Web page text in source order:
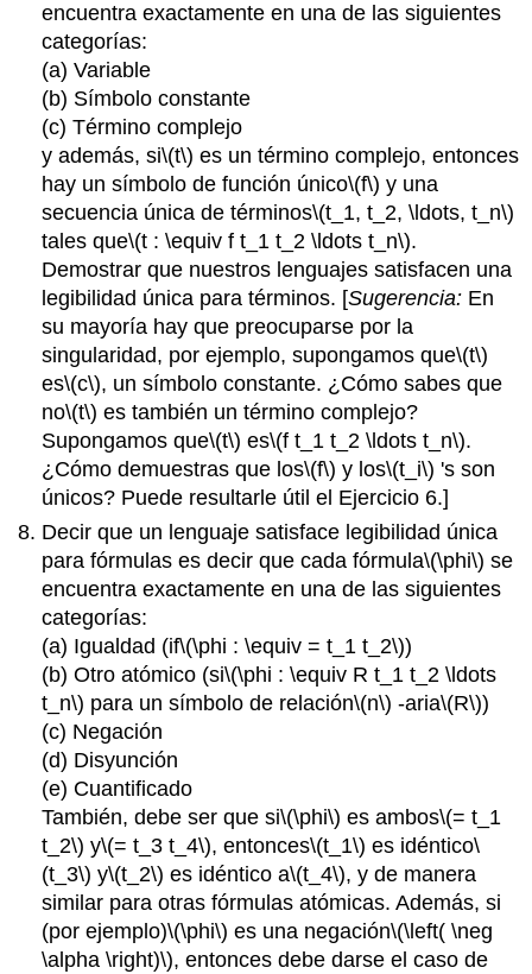
encuentra exactamente en una de las siguientes
categorías:
(a) Variable
(b) Símbolo constante
(c) Término complejo
y además, si\(t\) es un término complejo, entonces
hay un símbolo de función único\(f\) y una
secuencia única de términos\(t_1, t_2, \ldots, t_n\)
tales que\(t : \equiv f t_1 t_2 \ldots t_n\).
Demostrar que nuestros lenguajes satisfacen una
legibilidad única para términos. [Sugerencia: En
su mayoría hay que preocuparse por la
singularidad, por ejemplo, supongamos que\(t\)
es\(c\), un símbolo constante. ¿Cómo sabes que
no\(t\) es también un término complejo?
Supongamos que\(t\) es\(f t_1 t_2 \ldots t_n\).
¿Cómo demuestras que los\(f\) y los\(t_i\) 's son
únicos? Puede resultarle útil el Ejercicio 6.]
Decir que un lenguaje satisface legibilidad única
para fórmulas es decir que cada fórmula\(\phi\) se
encuentra exactamente en una de las siguientes
categorías:
(a) Igualdad (if\(\phi : \equiv = t_1 t_2\))
(b) Otro atómico (si\(\phi : \equiv R t_1 t_2 \ldots
t_n\) para un símbolo de relación\(n\) -aria\(R\))
(c) Negación
(d) Disyunción
(e) Cuantificado
También, debe ser que si\(\phi\) es ambos\(= t_1
t_2\) y\(= t_3 t_4\), entonces\(t_1\) es idéntico\
(t_3\) y\(t_2\) es idéntico a\(t_4\), y de manera
similar para otras fórmulas atómicas. Además, si
(por ejemplo)\(\phi\) es una negación\(\left( \neg
\alpha \right)\), entonces debe darse el caso de